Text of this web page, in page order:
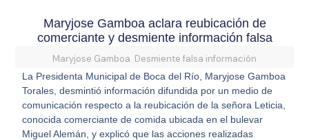
Maryjose Gamboa aclara reubicación de
comerciante y desmiente información falsa
Maryjose Gamboa. Desmiente falsa información
La Presidenta Municipal de Boca del Río, Maryjose Gamboa
Torales, desmintió información difundida por un medio de
comunicación respecto a la reubicación de la señora Leticia,
conocida comerciante de comida ubicada en el bulevar
Miguel Alemán, y explicó que las acciones realizadas